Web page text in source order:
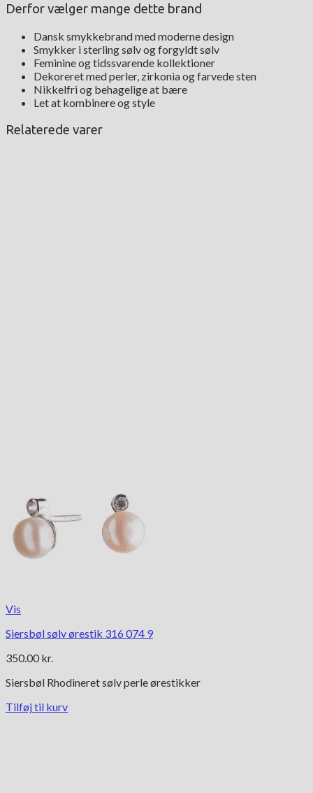
Derfor vælger mange dette brand
Dansk smykkebrand med moderne design
Smykker i sterling sølv og forgyldt sølv
Feminine og tidssvarende kollektioner
Dekoreret med perler, zirkonia og farvede sten
Nikkelfri og behagelige at bære
Let at kombinere og style
Relaterede varer
Vis
Siersbøl sølv ørestik 316 074 9
350.00 kr.
Siersbøl Rhodineret sølv perle ørestikker
Tilføj til kurv